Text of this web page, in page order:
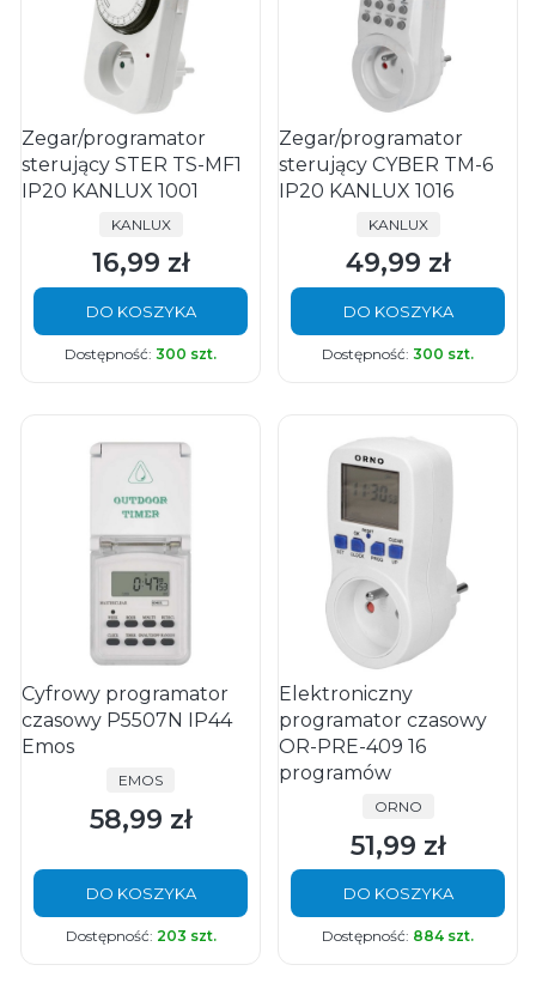
Zegar/programator
sterujący STER TS-MF1
IP20 KANLUX 1001
PRODUCENT
KANLUX
Cena
16,99 zł
DO KOSZYKA
Dostępność: 300 szt.
Zegar/programator
sterujący CYBER TM-6
IP20 KANLUX 1016
PRODUCENT
KANLUX
Cena
49,99 zł
DO KOSZYKA
Dostępność: 300 szt.
Cyfrowy programator
czasowy P5507N IP44
Emos
PRODUCENT
EMOS
Cena
58,99 zł
DO KOSZYKA
Dostępność: 203 szt.
Elektroniczny
programator czasowy
OR-PRE-409 16
programów
PRODUCENT
ORNO
Cena
51,99 zł
DO KOSZYKA
Dostępność: 884 szt.